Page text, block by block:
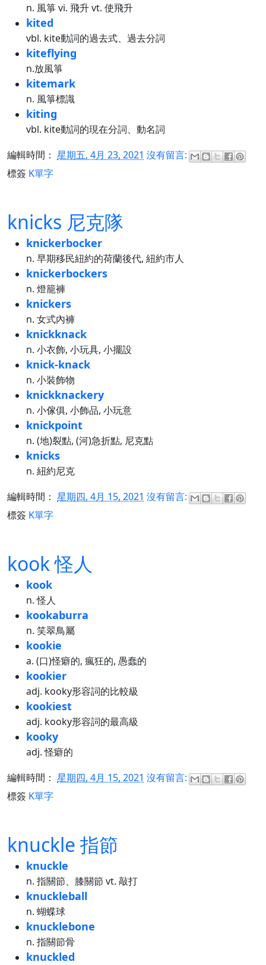
n. 風箏 vi. 飛升 vt. 使飛升
kited
vbl. kite動詞的過去式、過去分詞
kiteflying
n.放風箏
kitemark
n. 風箏標識
kiting
vbl. kite動詞的現在分詞、動名詞
編輯時間： 星期五, 4月 23, 2021 沒有留言:
標簽 K單字
knicks 尼克隊
knickerbocker
n. 早期移民紐約的荷蘭後代, 紐約市人
knickerbockers
n. 燈籠褲
knickers
n. 女式內褲
knickknack
n. 小衣飾, 小玩具, 小擺設
knick-knack
n. 小裝飾物
knickknackery
n. 小傢俱, 小飾品, 小玩意
knickpoint
n. (地)裂點, (河)急折點, 尼克點
knicks
n. 紐約尼克
編輯時間： 星期四, 4月 15, 2021 沒有留言:
標簽 K單字
kook 怪人
kook
n. 怪人
kookaburra
n. 笑翠鳥屬
kookie
a. (口)怪癖的, 瘋狂的, 愚蠢的
kookier
adj. kooky形容詞的比較級
kookiest
adj. kooky形容詞的最高級
kooky
adj. 怪癖的
編輯時間： 星期四, 4月 15, 2021 沒有留言:
標簽 K單字
knuckle 指節
knuckle
n. 指關節、膝關節 vt. 敲打
knuckleball
n. 蝴蝶球
knucklebone
n. 指關節骨
knuckled